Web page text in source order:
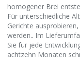
homogener Brei
Für unterschiedliche
Gerichte
werden.. Im
Sie für jede
achtzehn Monaten